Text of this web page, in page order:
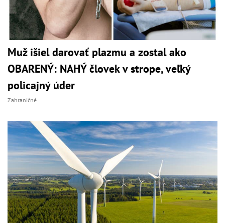
Muž išiel darovať plazmu a zostal ako
OBARENÝ: NAHÝ človek v strope, veľký
policajný úder
Zahraničné